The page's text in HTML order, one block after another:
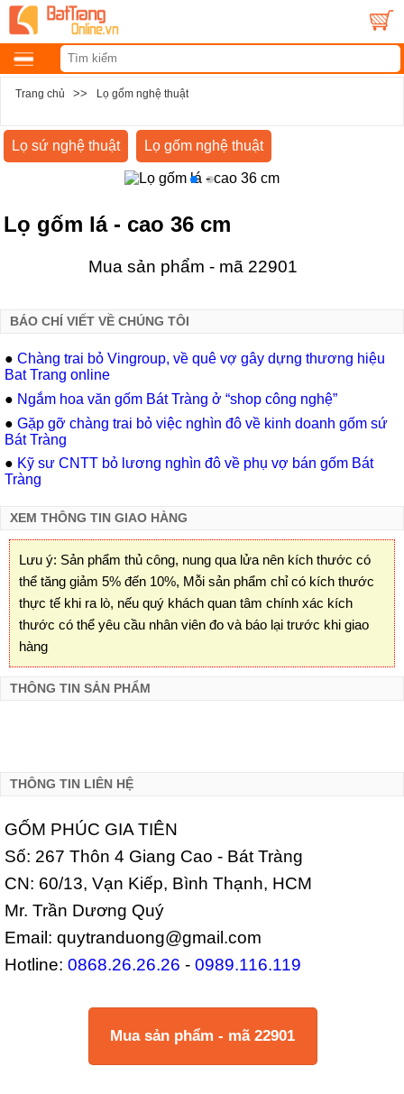
Trang chủ >> Lọ gốm nghệ thuật
Lọ sứ nghệ thuật Lọ gốm nghệ thuật
Lọ gốm lá - cao 36 cm
Mua sản phẩm - mã 22901
BÁO CHÍ VIẾT VỀ CHÚNG TÔI
● Chàng trai bỏ Vingroup, về quê vợ gây dựng thương hiệu
Bat Trang online
● Ngắm hoa văn gốm Bát Tràng ở “shop công nghệ”
● Gặp gỡ chàng trai bỏ việc nghìn đô về kinh doanh gốm sứ
Bát Tràng
● Kỹ sư CNTT bỏ lương nghìn đô về phụ vợ bán gốm Bát
Tràng
XEM THÔNG TIN GIAO HÀNG
Lưu ý: Sản phẩm thủ công, nung qua lửa nên kích thước có
thể tăng giảm 5% đến 10%, Mỗi sản phẩm chỉ có kích thước
thực tế khi ra lò, nếu quý khách quan tâm chính xác kích
thước có thể yêu cầu nhân viên đo và báo lại trước khi giao
hàng
THÔNG TIN SẢN PHẨM
THÔNG TIN LIÊN HỆ
GỐM PHÚC GIA TIÊN
Số: 267 Thôn 4 Giang Cao - Bát Tràng
CN: 60/13, Vạn Kiếp, Bình Thạnh, HCM
Mr. Trần Dương Quý
Email: quytranduong@gmail.com
Hotline: 0868.26.26.26 - 0989.116.119
Mua sản phẩm - mã 22901